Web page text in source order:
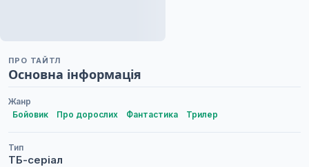
ПРО ТАЙТЛ
Основна інформація
Жанр
Бойовик
Про дорослих Фантастика Трилер
Тип
ТБ-серіал